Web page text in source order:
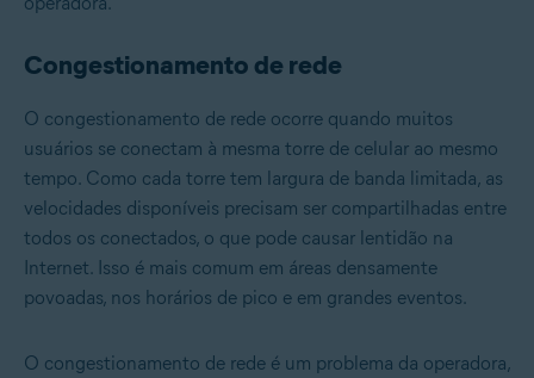
Congestionamento de rede
O congestionamento de rede ocorre quando muitos
usuários se conectam à mesma torre de celular ao mesmo
tempo. Como cada torre tem largura de banda limitada, as
velocidades disponíveis precisam ser compartilhadas entre
todos os conectados, o que pode causar lentidão na
Internet. Isso é mais comum em áreas densamente
povoadas, nos horários de pico e em grandes eventos.
O congestionamento de rede é um problema da operadora,